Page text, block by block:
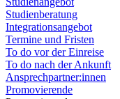
Studienberatung
Integrationsangebot
Termine und Fristen
To do vor der Einreise
To do nach der Ankunft
Ansprechpartner:innen
Promovierende